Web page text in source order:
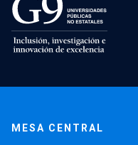
MESA CENTRAL